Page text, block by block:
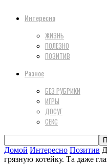
Интересно
ЖИЗНЬ
ПОЛЕЗНО
ПОЗИТИВ
Разное
БЕЗ РУБРИКИ
ИГРЫ
ДОСУГ
СЕКС
Домой Интересно Позитив
грязную котейку. Та даже